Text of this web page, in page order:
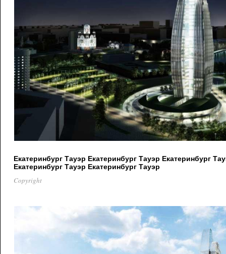
Екатеринбург Тауэр Екатеринбург Тауэр Екатеринбург
Екатеринбург Тауэр Екатеринбург Тауэр
Copyright